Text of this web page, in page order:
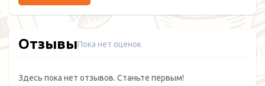
ОтзывыПока нет оценок
Здесь пока нет отзывов. Станьте первым!